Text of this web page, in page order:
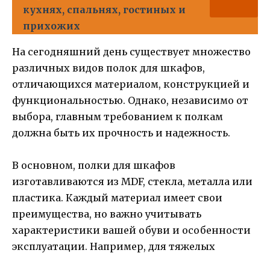
кухнях, спальнях, гостиных и
прихожих
На сегодняшний день существует множество
различных видов полок для шкафов,
отличающихся материалом, конструкцией и
функциональностью. Однако, независимо от
выбора, главным требованием к полкам
должна быть их прочность и надежность.
В основном, полки для шкафов
изготавливаются из MDF, стекла, металла или
пластика. Каждый материал имеет свои
преимущества, но важно учитывать
характеристики вашей обуви и особенности
эксплуатации. Например, для тяжелых